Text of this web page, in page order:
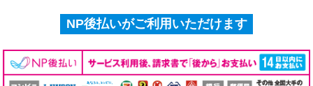
NP後払いがご利用いただけます